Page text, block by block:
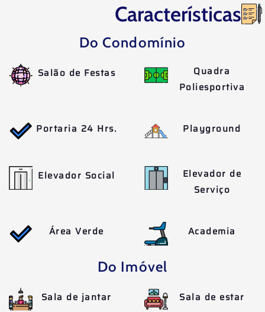
Características
Do Condomínio
Salão de Festas
Quadra
Poliesportiva
Portaria 24 Hrs. Playground
Elevador Social
Elevador de
Serviço
Área Verde Academia
Do Imóvel
Sala de jantar Sala de estar